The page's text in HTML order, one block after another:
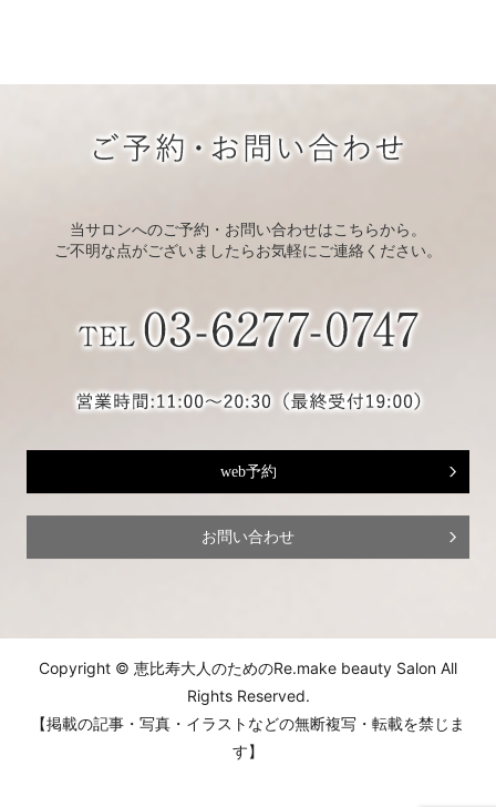
当サロンへのご予約・お問い合わせはこちらから。
ご不明な点がございましたらお気軽にご連絡ください。
web予約
お問い合わせ
Copyright © 恵比寿大人のためのRe.make beauty Salon All
Rights Reserved.
【掲載の記事・写真・イラストなどの無断複写・転載を禁じま
す】